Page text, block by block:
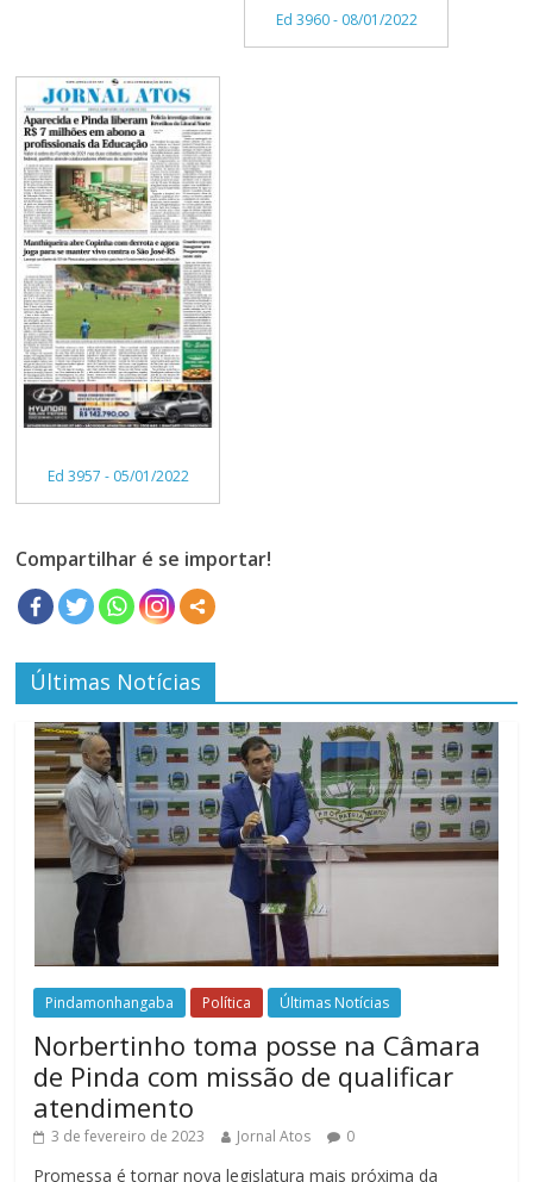
Ed 3960 - 08/01/2022
Ed 3957 - 05/01/2022
Compartilhar é se importar!
Últimas Notícias
Pindamonhangaba Política Últimas Notícias
Norbertinho toma posse na Câmara
de Pinda com missão de qualificar
atendimento
3 de fevereiro de 2023 Jornal Atos 0
Promessa é tornar nova legislatura mais próxima da